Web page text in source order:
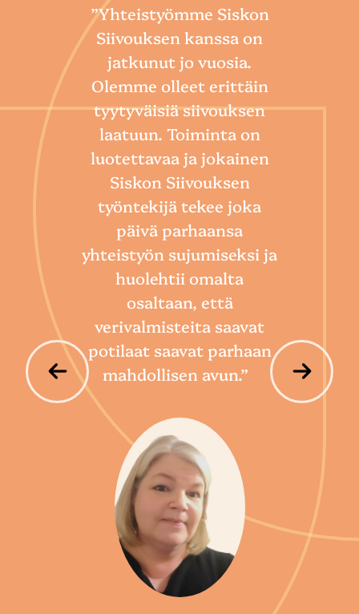
”Yhteistyömme Siskon
Siivouksen kanssa on
jatkunut jo vuosia.
Olemme olleet erittäin
tyytyväisiä siivouksen
laatuun. Toiminta on
luotettavaa ja jokainen
Siskon Siivouksen
työntekijä tekee joka
päivä parhaansa
yhteistyön sujumiseksi ja
huolehtii omalta
osaltaan, että
verivalmisteita saavat
potilaat saavat parhaan
mahdollisen avun.”